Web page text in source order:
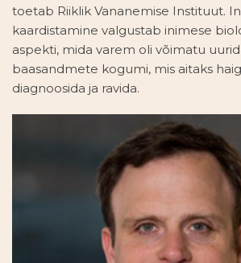
toetab Riiklik Vananemise Instituut.
kaardistamine valgustab inimese
aspekti, mida varem oli võimatu
baasandmete kogumi, mis aitaks
diagnoosida ja ravida.